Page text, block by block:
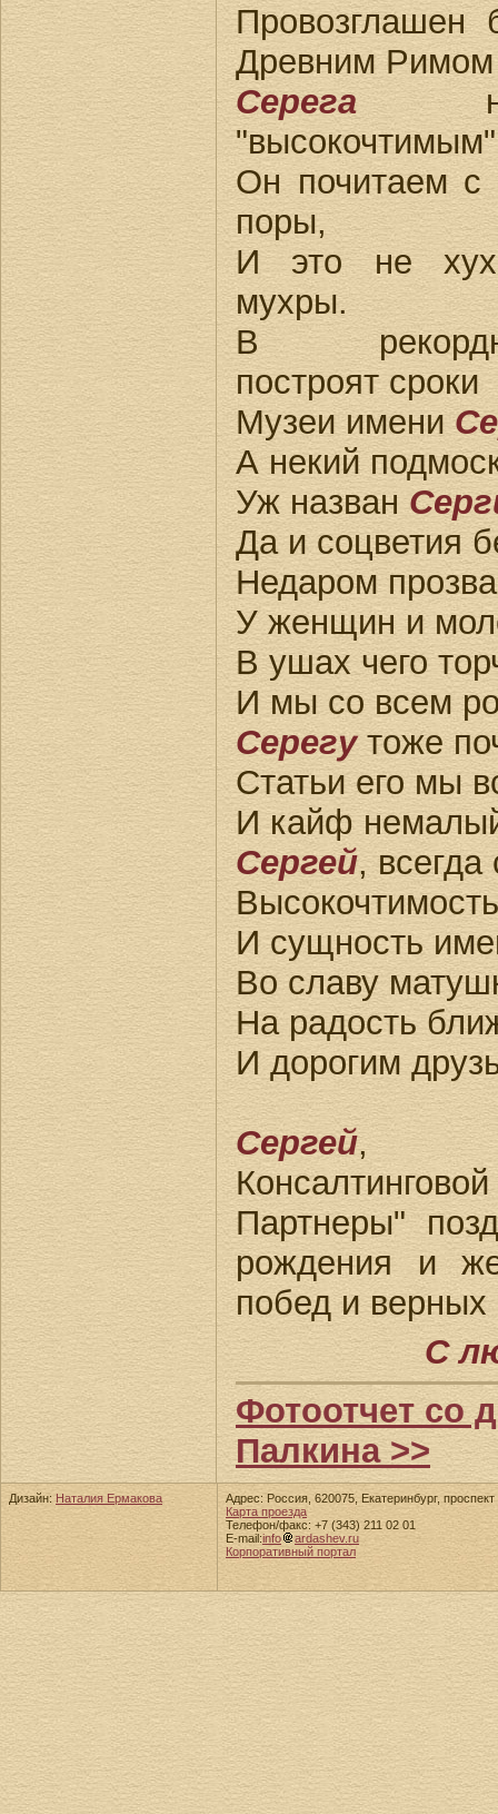
Провозглашен
Древним Римом
Серега
Он почитаем с
поры,
И это не
мухры.
В
построят сроки
Музеи имени
А некий
Уж назван
Да и соцветия
Недаром
У женщин и
В ушах чего
И мы со всем
Серегутоже
Статьи его мы
И кайф
Сергей,
И сущность
Во славу
На радость
И дорогим
Сергей,
Партнеры"
рождения и
побед и верных
С
Фотоотчет со
Палкина >>
Дизайн: Наталия Ермакова
Адрес: Россия, 620075, Екатеринбург,
Карта проезда
Телефон/факс: +7 (343) 211 02 01
E-mail:info
ardashev.ru
Корпоративный портал